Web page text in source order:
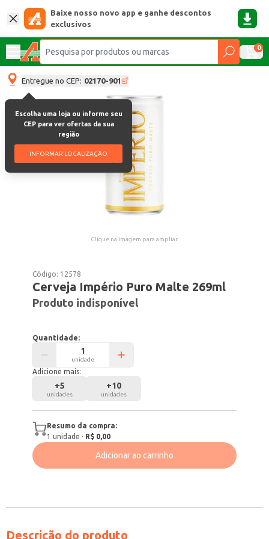
Baixe nosso novo app e ganhe descontos
exclusivos
0
Entregue no CEP: 02170-901
Escolha uma loja ou informe seu
CEP para ver ofertas da sua
região
INFORMAR LOCALIZAÇÃO
Clique na imagem para ampliar.
Código: 12578
Cerveja Império Puro Malte 269ml
Produto indisponível
Quantidade:
unidade
Adicione mais:
+5
unidades
+10
unidades
Resumo da compra:
1 unidade · R$ 0,00
Adicionar ao carrinho
Descrição do produto